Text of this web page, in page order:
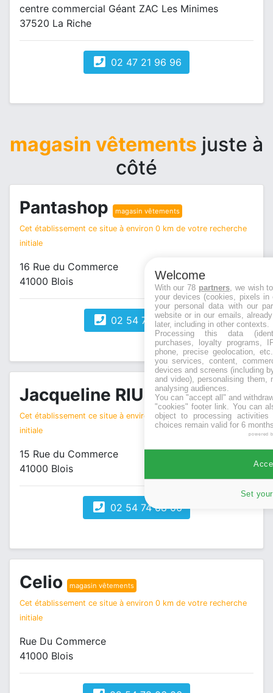
centre commercial Géant ZAC Les Minimes
37520 La Riche
02 47 21 96 96
magasin vêtements juste à
côté
Pantashop magasin vêtements
Cet établissement ce situe à environ 0 km de votre recherche
initiale
16 Rue du Commerce
41000 Blois
02 54 74 55 15
Jacqueline RIU magasin vêtements
Cet établissement ce situe à environ 0 km de votre recherche
initiale
15 Rue du Commerce
41000 Blois
02 54 74 68 06
Celio magasin vêtements
Cet établissement ce situe à environ 0 km de votre recherche
initiale
Rue Du Commerce
41000 Blois
Welcome
With our 78 partners, we wish
your devices (cookies, pixels
your personal data with our
website or in our emails,
later, including in other contexts.
Processing this data
purchases, loyalty programs,
phone, precise geolocation,
you services, content,
devices and screens (including
and video), personalising them,
analysing audiences.
You can "accept all" and
"cookies" footer link. You can
object to processing
choices remain valid for 6
powered
Set